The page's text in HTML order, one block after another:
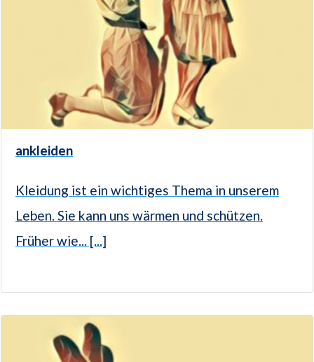
ankleiden
Kleidung ist ein wichtiges Thema in unserem
Leben. Sie kann uns wärmen und schützen.
Früher wie... [...]